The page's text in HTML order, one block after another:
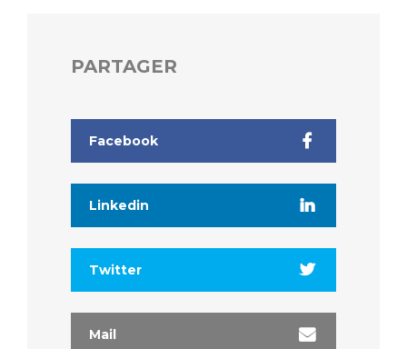
PARTAGER
Facebook
Linkedin
Twitter
Mail